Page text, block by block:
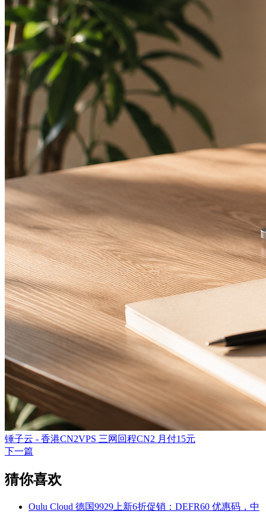
锤子云 - 香港CN2VPS 三网回程CN2 月付15元
下一篇
猜你喜欢
Oulu Cloud 德国9929上新6折促销：DEFR60 优惠码，中